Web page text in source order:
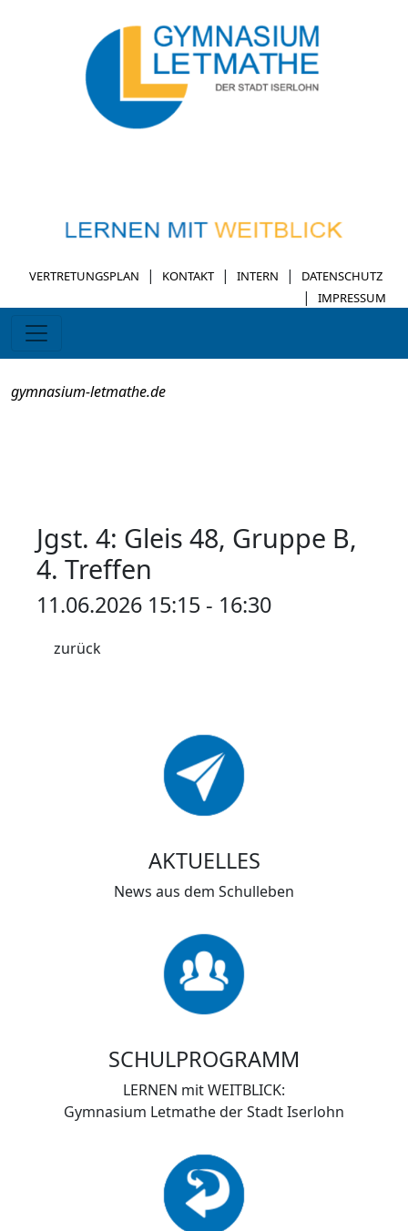
VERTRETUNGSPLAN | KONTAKT | INTERN | DATENSCHUTZ
| IMPRESSUM
gymnasium-letmathe.de
Jgst. 4: Gleis 48, Gruppe B,
4. Treffen
11.06.2026 15:15 - 16:30
zurück
AKTUELLES
News aus dem Schulleben
SCHULPROGRAMM
LERNEN mit WEITBLICK:
Gymnasium Letmathe der Stadt Iserlohn